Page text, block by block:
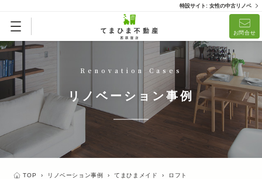
特設サイト: 女性の中古リノベ
お問合せ
Renovation Cases
リノベーション事例
TOP › リノベーション事例 › てまひまメイド › ロフト